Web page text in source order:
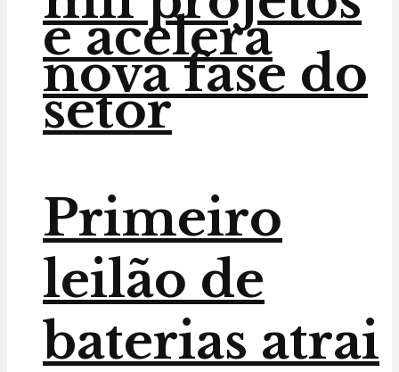
e acelera
nova fase do
setor
Primeiro
leilão de
baterias atrai